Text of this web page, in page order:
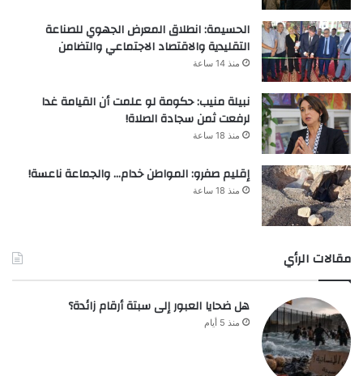
الحسيمة: انطلاق المعرض الجهوي للصناعة
التقليدية والاقتصاد الاجتماعي والتضامن
منذ 14 ساعة
نبيلة منيب: حكومة لو علمت أن القيامة غدا
لرفعت ثمن سجادة الصلاة!
منذ 18 ساعة
إقليم صفرو: المواطن خدام… والجماعة ناعسة!
منذ 18 ساعة
مقالات الرأي
هل ضحايا العبور إلى سبتة أرقام زائدة؟
منذ 5 أيام